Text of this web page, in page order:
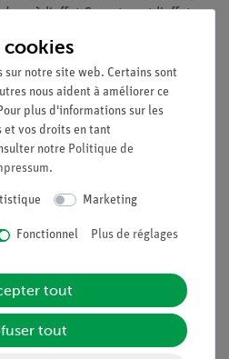
à l'effet Compton et l'effet
et 1275 keV.
cookies
sur notre site web. Certains sont
nous aident à améliorer ce
plus d'informations sur les
et vos droits en tant
notre Politique de
.
Marketing
Fonctionnel Plus de réglages
tout
tout